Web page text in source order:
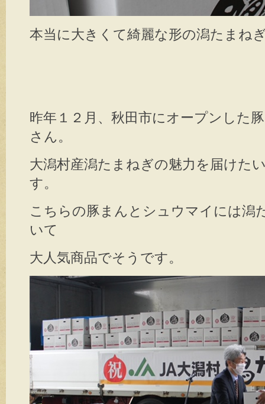
本当に大きくて綺麗な形の潟たまね
昨年１２月、秋田市にオープンした
さん。
大潟村産潟たまねぎの魅力を届けた
す。
こちらの豚まんとシュウマイには潟
いて
大人気商品でそうです。